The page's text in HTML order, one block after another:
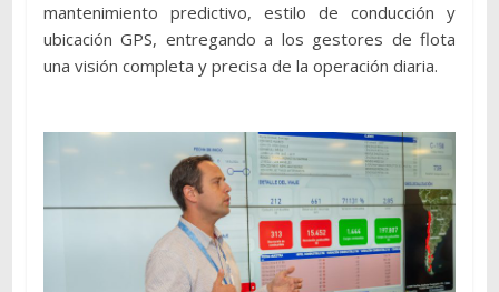
mantenimiento predictivo, estilo de conducción y
ubicación GPS, entregando a los gestores de flota
una visión completa y precisa de la operación diaria.